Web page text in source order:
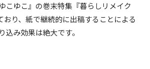
こゆこ』の巻末特集『暮らしリメイク
おり、紙で継続的に出稿することによる
込み効果は絶大です。